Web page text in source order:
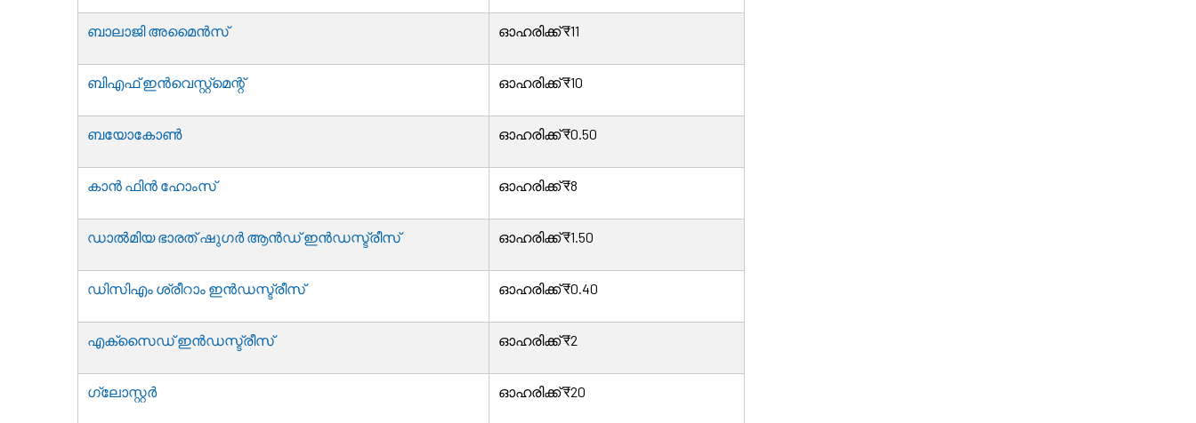
ബാലാജി അമൈൻസ് ഓഹരിക്ക് ₹11
ബിഎഫ് ഇൻവെസ്റ്റ്മെന്റ് ഓഹരിക്ക് ₹10
ബയോകോൺ ഓഹരിക്ക് ₹0.50
കാൻ ഫിൻ ഹോംസ് ഓഹരിക്ക് ₹8
ഡാൽമിയ ഭാരത് ഷുഗർ ആൻഡ് ഇൻഡസ്ട്രീസ് ഓഹരിക്ക് ₹1.50
ഡിസിഎം ശ്രീറാം ഇൻഡസ്ട്രീസ് ഓഹരിക്ക് ₹0.40
എക്സൈഡ് ഇൻഡസ്ട്രീസ് ഓഹരിക്ക് ₹2
ഗ്ലോസ്റ്റർ ഓഹരിക്ക് ₹20